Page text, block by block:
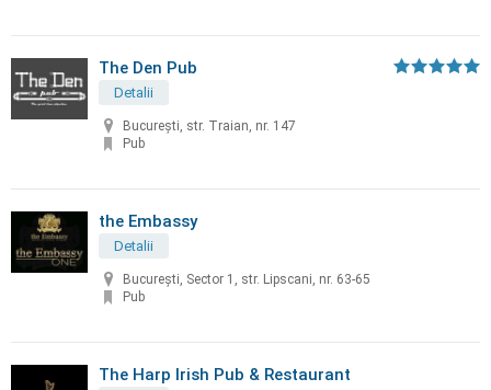
The Den Pub
Detalii
București, str. Traian, nr. 147
Pub
the Embassy
Detalii
București, Sector 1, str. Lipscani, nr. 63-65
Pub
The Harp Irish Pub & Restaurant